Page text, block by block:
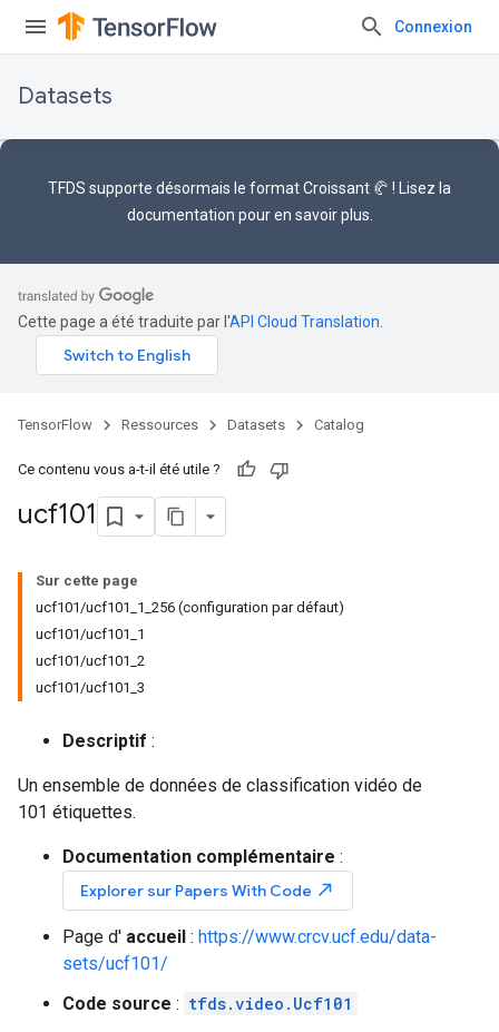
Connexion
Datasets
TFDS supporte désormais le format Croissant 🥐 ! Lisez la
documentation pour en savoir plus.
Cette page a été traduite par l'API Cloud Translation
TensorFlow Ressources Datasets Catalog
Ce contenu vous a-t-il été utile ?
ucf101
Sur cette page
ucf101/ucf101_1_256 (configuration par défaut)
ucf101/ucf101_1
ucf101/ucf101_2
ucf101/ucf101_3
Descriptif :
Un ensemble de données de classification vidéo de
101 étiquettes.
Documentation complémentaire :
Explorer sur Papers With Code north_east
Page d' accueil : https://www.crcv.ucf.edu/data-
sets/ucf101/
Code source : tfds.video.Ucf101